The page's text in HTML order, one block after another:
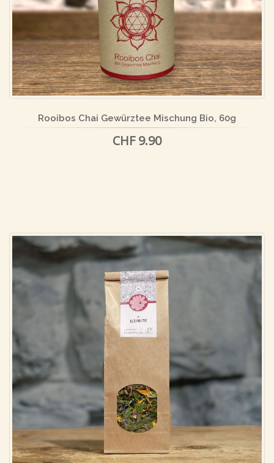
Rooibos Chai Gewürztee Mischung Bio, 60g
CHF 9.90